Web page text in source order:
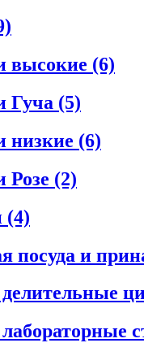
высокие (6)
Гуча (5)
низкие (6)
Розе (2)
(4)
посуда и